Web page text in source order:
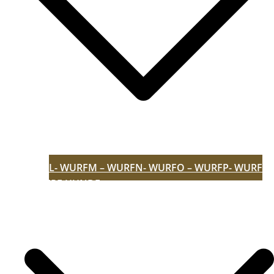
L- WURFM – WURFN- WURFO – WURFP- WURF
UNSERE HUNDE